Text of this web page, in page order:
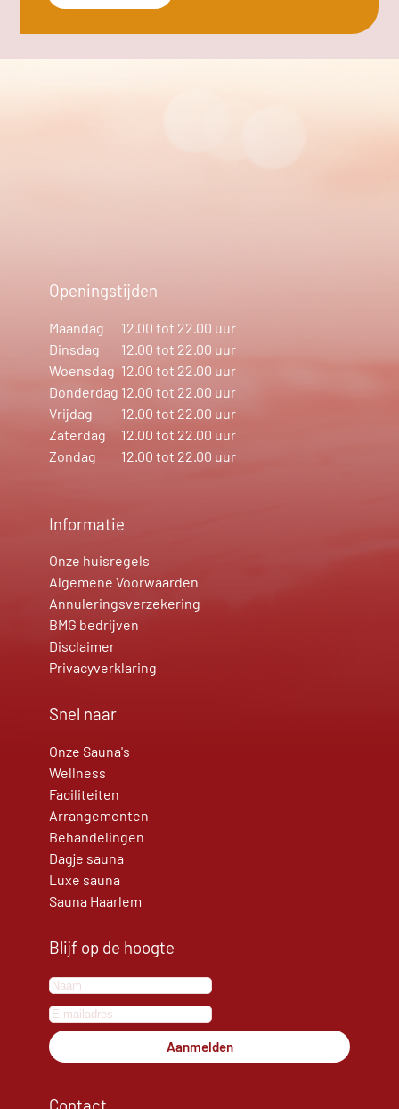
Openingstijden
Maandag
12.00 tot 22.00 uur
Dinsdag
12.00 tot 22.00 uur
Woensdag 12.00 tot 22.00 uur
Donderdag 12.00 tot 22.00 uur
Vrijdag
12.00 tot 22.00 uur
Zaterdag
12.00 tot 22.00 uur
Zondag
12.00 tot 22.00 uur
Informatie
Onze huisregels
Algemene Voorwaarden
Annuleringsverzekering
BMG bedrijven
Disclaimer
Privacyverklaring
Snel naar
Onze Sauna's
Wellness
Faciliteiten
Arrangementen
Behandelingen
Dagje sauna
Luxe sauna
Sauna Haarlem
Blijf op de hoogte
Aanmelden